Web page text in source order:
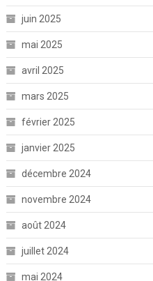
juin 2025
mai 2025
avril 2025
mars 2025
février 2025
janvier 2025
décembre 2024
novembre 2024
août 2024
juillet 2024
mai 2024